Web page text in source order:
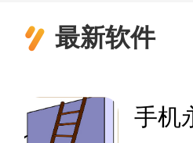
最新软件
手机